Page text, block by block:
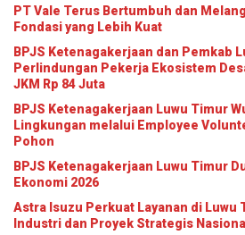
PT Vale Terus Bertumbuh dan
Fondasi yang Lebih Kuat
BPJS Ketenagakerjaan dan Pemkab
Perlindungan Pekerja Ekosistem
JKM Rp 84 Juta
BPJS Ketenagakerjaan Luwu Timur
Lingkungan melalui Employee
Pohon
BPJS Ketenagakerjaan Luwu Timur
Ekonomi 2026
Astra Isuzu Perkuat Layanan di Luwu
Industri dan Proyek Strategis Nasional